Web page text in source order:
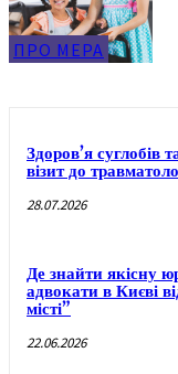
ПРО МЕРА
Здоров’я
візит до
28.07.2026
Де знайти якісну
адвокати в Києві
місті”
22.06.2026